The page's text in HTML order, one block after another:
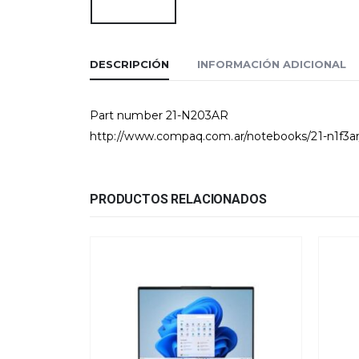
DESCRIPCIÓN INFORMACIÓN ADICIONAL
Part number 21-N203AR
http://www.compaq.com.ar/notebooks/21-
PRODUCTOS RELACIONADOS